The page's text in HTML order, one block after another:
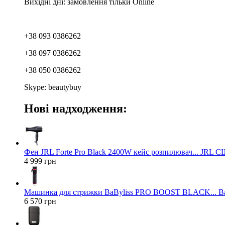
Вихідні дні: замовлення тільки Online
+38 093 0386262
+38 097 0386262
+38 050 0386262
Skype: beautybuy
Нові надходження:
Фен JRL Forte Pro Black 2400W кейс розпилювач... JRL
4 999 грн
Машинка для стрижки BaByliss PRO BOOST BLACK...
6 570 грн